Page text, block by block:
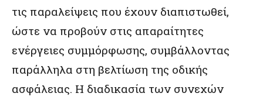
τις παραλείψεις που έχουν διαπιστωθεί,
ώστε να προβούν στις απαραίτητες
ενέργειες συμμόρφωσης, συμβάλλοντας
παράλληλα στη βελτίωση της οδικής
ασφάλειας. Η διαδικασία των συνεχών